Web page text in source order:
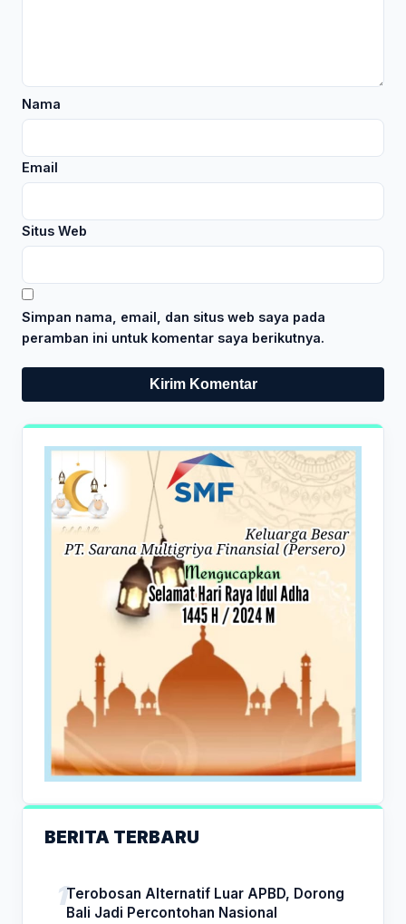
Nama
Email
Situs Web
Simpan nama, email, dan situs web saya pada
peramban ini untuk komentar saya berikutnya.
BERITA TERBARU
Terobosan Alternatif Luar APBD, Dorong
Bali Jadi Percontohan Nasional